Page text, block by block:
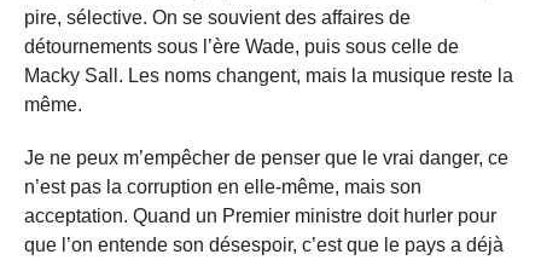
pire, sélective. On se souvient des affaires de
détournements sous l’ère Wade, puis sous celle de
Macky Sall. Les noms changent, mais la musique reste la
même.
Je ne peux m’empêcher de penser que le vrai danger, ce
n’est pas la corruption en elle-même, mais son
acceptation. Quand un Premier ministre doit hurler pour
que l’on entende son désespoir, c’est que le pays a déjà